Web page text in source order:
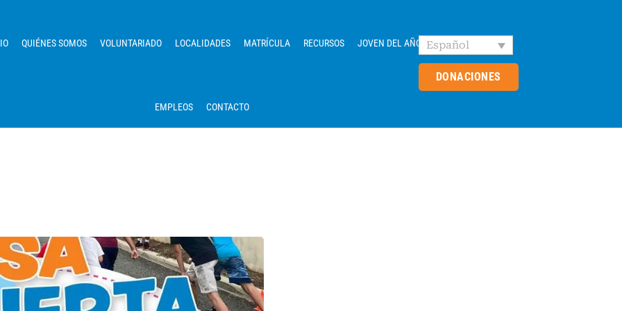
QUIÉNES SOMOS VOLUNTARIADO LOCALIDADES MATRÍCULA RECURSOS JOVEN DEL AÑO
EMPLEOS CONTACTO
Español
DONACIONES